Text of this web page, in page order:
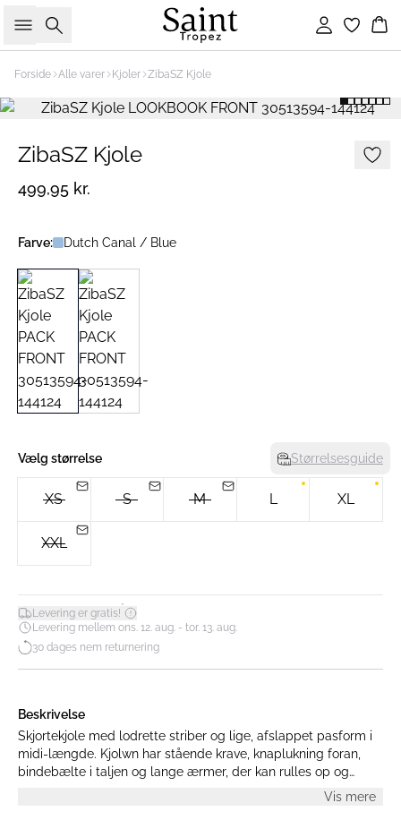
Søg Log ind
Forside Alle varer Kjoler ZibaSZ Kjole
ZibaSZ Kjole
499,95 kr.
Farve: Dutch Canal / Blue
Vælg størrelse Størrelsesguide
XS S M L XL
XXL
Levering er gratis!*
Levering mellem ons. 12. aug. - tor. 13. aug.
30 dages nem returnering
Beskrivelse
Skjortekjole med lodrette striber og lige, afslappet pasform i
midi-længde. Kjolwn har stående krave, knaplukning foran,
bindebælte i taljen og lange ærmer, der kan rulles op og
Vis mere